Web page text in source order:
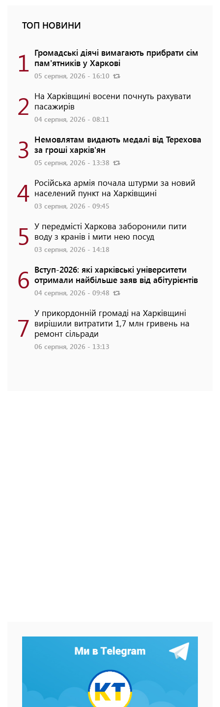
ТОП НОВИНИ
1 Громадські діячі вимагають прибрати сім
пам'ятників у Харкові
05 серпня, 2026 - 16:10
2 На Харківщині восени почнуть рахувати
пасажирів
04 серпня, 2026 - 08:11
3 Немовлятам видають медалі від Терехова
за гроші харків'ян
05 серпня, 2026 - 13:38
4 Російська армія почала штурми за новий
населений пункт на Харківщині
03 серпня, 2026 - 09:45
5 У передмісті Харкова заборонили пити
воду з кранів і мити нею посуд
03 серпня, 2026 - 14:18
6 Вступ-2026: які харківські університети
отримали найбільше заяв від абітурієнтів
04 серпня, 2026 - 09:48
7 У прикордонній громаді на Харківщині
вирішили витратити 1,7 млн гривень на
ремонт сільради
06 серпня, 2026 - 13:13